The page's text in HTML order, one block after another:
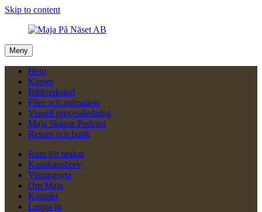
Skip to content
Meny
Hem
Kurser
Bildverkstad
Film och animation
Visuell processledning
Maja Skapar Podcast
Resurs och butik
Rum för tankar
Kunskapsbrev
Visningsyta
Om Maja
Kontakt
Logga in